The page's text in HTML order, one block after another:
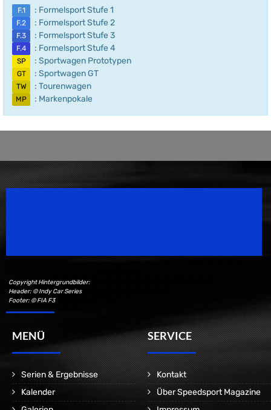
F.1 : Formelsport Stufe 1
F.2 : Formelsport Stufe 2
F.3 : Formelsport Stufe 3
F.4 : Formelsport Stufe 4
SP : Sportwagen Prototypen
GT : Sportwagen GT
TW : Tourenwagen
MP : Markenpokale
Copyright Hintergrundbilder:
Header: © Indy Car Series
Footer: © FIA F3
MENÜ
Serien & Ergebnisse
Kalender
SERVICE
Kontakt
Über Speedsport Magazine